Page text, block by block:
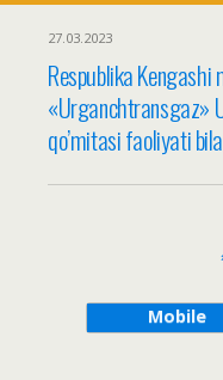
27.03.2023
Respublika
«Urganchtransgaz»
qo’mitasi faoliyati
Mobile